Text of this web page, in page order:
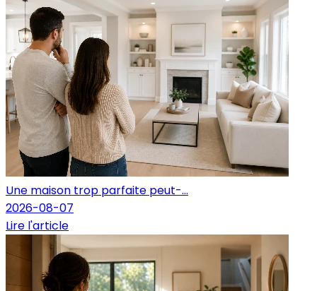
Une maison trop parfaite peut-...
2026-08-07
Lire l'article